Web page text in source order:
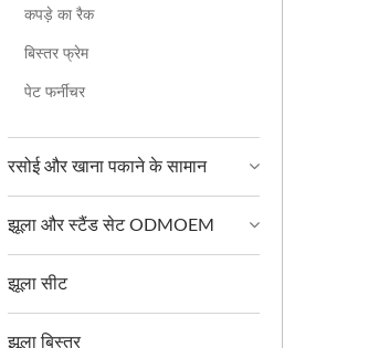
कपड़े का रैक
बिस्तर फ्रेम
पेट फर्नीचर
रसोई और खाना पकाने के सामान
झूला और स्टैंड सेट ODMOEM
झूला सीट
झूला बिस्तर